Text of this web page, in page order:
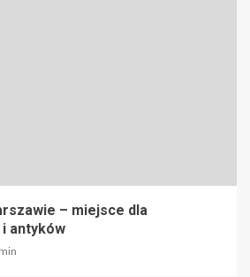
– miejsce dla
antyków